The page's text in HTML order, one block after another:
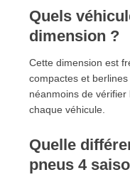
Quels
dimension ?
Cette dimension est
compactes et
néanmoins de
chaque véhicule.
Quelle
pneus 4